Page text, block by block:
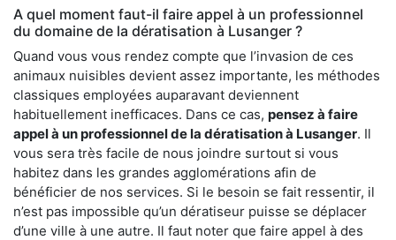
A quel moment faut-il faire appel à un professionnel
du domaine de la dératisation à Lusanger ?
Quand vous vous rendez compte que l’invasion de ces
animaux nuisibles devient assez importante, les méthodes
classiques employées auparavant deviennent
habituellement inefficaces. Dans ce cas, pensez à faire
appel à un professionnel de la dératisation à Lusanger. Il
vous sera très facile de nous joindre surtout si vous
habitez dans les grandes agglomérations afin de
bénéficier de nos services. Si le besoin se fait ressentir, il
n’est pas impossible qu’un dératiseur puisse se déplacer
d’une ville à une autre. Il faut noter que faire appel à des